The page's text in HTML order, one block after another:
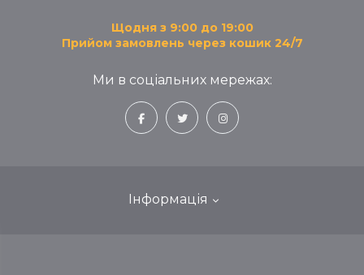
Інформація
Щодня з 9:00 до 19:00
Прийом замовлень через кошик 24/7
Ми в соціальних мережах: